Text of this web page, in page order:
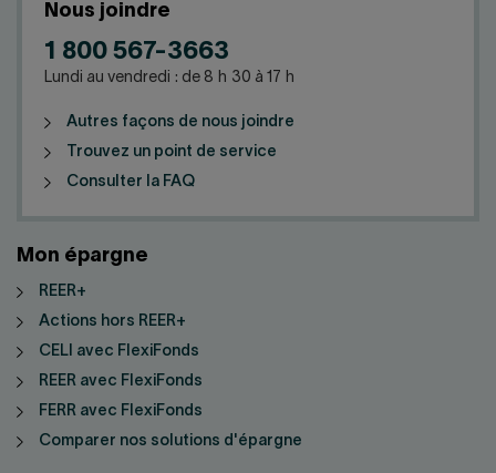
Nous joindre
1 800 567-3663
Lundi au vendredi : de 8 h 30 à 17 h
Autres façons de nous joindre
Trouvez un point de service
Consulter la FAQ
Mon épargne
REER+
Actions hors REER+
CELI avec FlexiFonds
REER avec FlexiFonds
FERR avec FlexiFonds
Comparer nos solutions d'épargne